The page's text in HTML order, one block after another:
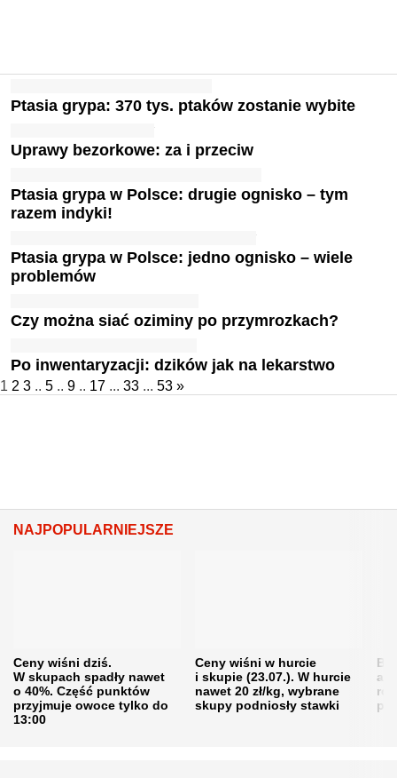
Ptasia grypa: 370 tys. ptaków zostanie wybite
Uprawy bezorkowe: za i przeciw
Ptasia grypa w Polsce: drugie ognisko – tym
razem indyki!
Ptasia grypa w Polsce: jedno ognisko – wiele
problemów
Czy można siać oziminy po przymrozkach?
Po inwentaryzacji: dzików jak na lekarstwo
1 2 3 .. 5 .. 9 .. 17 ... 33 ... 53 »
NAJPOPULARNIEJSZE
Ceny wiśni dziś.
W skupach spadły nawet
o 40%. Część punktów
przyjmuje owoce tylko do
13:00
Ceny wiśni w hurcie
i skupie (23.07.). W hurcie
nawet 20 zł/kg, wybrane
skupy podniosły stawki